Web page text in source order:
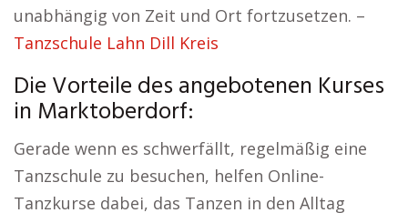
unabhängig von Zeit und Ort fortzusetzen. –
Tanzschule Lahn Dill Kreis
Die Vorteile des angebotenen Kurses
in Marktoberdorf:
Gerade wenn es schwerfällt, regelmäßig eine
Tanzschule zu besuchen, helfen Online-
Tanzkurse dabei, das Tanzen in den Alltag